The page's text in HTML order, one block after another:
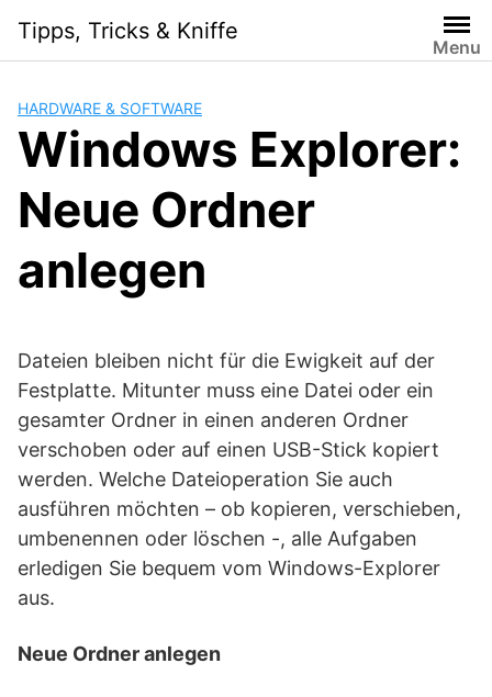
content
Tipps, Tricks & Kniffe
Menu
HARDWARE & SOFTWARE
Windows Explorer:
Neue Ordner
anlegen
Dateien bleiben nicht für die Ewigkeit auf der
Festplatte. Mitunter muss eine Datei oder ein
gesamter Ordner in einen anderen Ordner
verschoben oder auf einen USB-Stick kopiert
werden. Welche Dateioperation Sie auch
ausführen möchten – ob kopieren, verschieben,
umbenennen oder löschen -, alle Aufgaben
erledigen Sie bequem vom Windows-Explorer
aus.
Neue Ordner anlegen